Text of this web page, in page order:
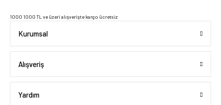
1000 1000 TL ve üzeri alışverişte kargo ücretsiz
Kurumsal
Alışveriş
Yardım